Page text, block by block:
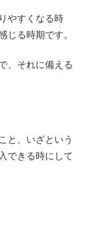
やすくなる時
る時期です。
、それに備える
と、いざという
できる時にして